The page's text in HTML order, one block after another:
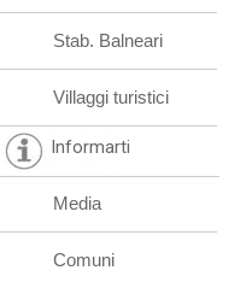
Stab. Balneari
Villaggi turistici
Informarti
Media
Comuni